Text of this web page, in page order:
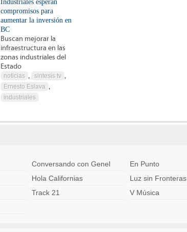
Industriales esperan
compromisos para
aumentar la inversión en
BC
Buscan mejorar la
infraestructura en las
zonas industriales del
Estado
noticias , sintesis tv ,
Ernesto Eslava ,
industriales
Conversando con Genel En Punto
Hola Californias Luz sin Fronteras
Track 21 V Música